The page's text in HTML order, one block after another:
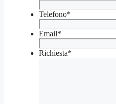
Telefono*
Email*
Richiesta*